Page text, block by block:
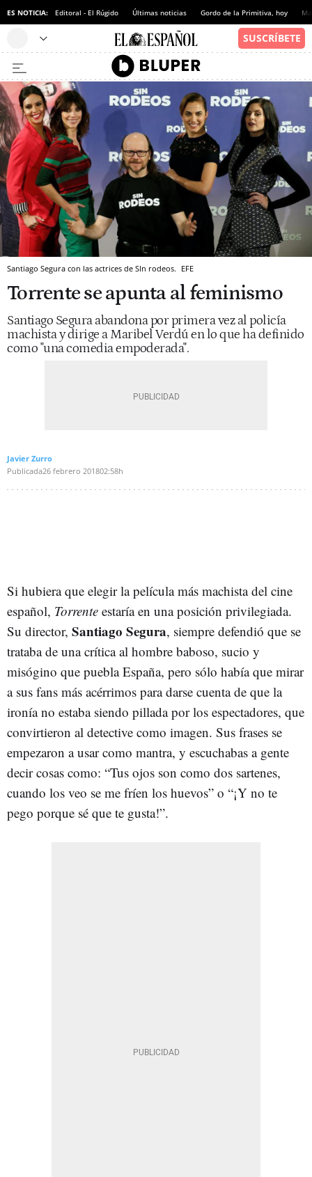
ES NOTICIA: Editoral - El Rúgido Últimas noticias Gordo de la Primitiva, hoy
Santiago Segura con las actrices de SIn rodeos. EFE
Torrente se apunta al feminismo
Santiago Segura abandona por primera vez al policía
machista y dirige a Maribel Verdú en lo que ha definido
como "una comedia empoderada".
Javier Zurro
Publicada26 febrero 201802:58h
Si hubiera que elegir la película más machista del cine
español, Torrente estaría en una posición privilegiada.
Su director, Santiago Segura, siempre defendió que se
trataba de una crítica al hombre baboso, sucio y
misógino que puebla España, pero sólo había que mirar
a sus fans más acérrimos para darse cuenta de que la
ironía no estaba siendo pillada por los espectadores, que
convirtieron al detective como imagen. Sus frases se
empezaron a usar como mantra, y escuchabas a gente
decir cosas como: “Tus ojos son como dos sartenes,
cuando los veo se me fríen los huevos” o “¡Y no te
pego porque sé que te gusta!”.